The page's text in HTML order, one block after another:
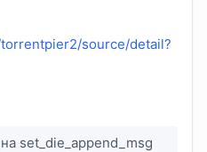
source/detail?
set_die_append_msg